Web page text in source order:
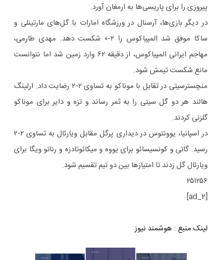
پیروزی را برای پاریسی‌ها به ارمغان آورد.
در دیگر بازی‌ها، آرسنال در ورزشگاه امارات با گل‌های مارتینلی و
ساکا موفق شد المپیاکوس را ۲-۰ شکست دهد. مهدی طارمی،
مهاجم ایرانی المپیاکوس، از دقیقه ۶۲ وارد زمین شد اما نتوانست
مانع شکست تیمش شود.
منچسترسیتی در تقابل با موناکو به تساوی ۲-۲ رضایت داد. ارلینگ
هالند هر دو گل سیتی را به ثمر رساند و تزه و دایر برای موناکو
گلزنی کردند.
در اسپانیا، یوونتوس در دیداری پرگل مقابل ویارئال به تساوی ۲-۲
رسید. گاتی و کونسیسائو برای یووه و میکائوتادزه و رناتو ویگا برای
ویارئال گل زدند تا امتیازها بین دو تیم تقسیم شود.
۲۵۱۲۵۶
[ad_2]
لینک منبع : هوشمند نیوز